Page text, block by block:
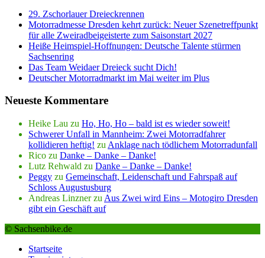
29. Zschorlauer Dreieckrennen
Motorradmesse Dresden kehrt zurück: Neuer Szenetreffpunkt
für alle Zweiradbeigeisterte zum Saisonstart 2027
Heiße Heimspiel-Hoffnungen: Deutsche Talente stürmen
Sachsenring
Das Team Weidaer Dreieck sucht Dich!
Deutscher Motorradmarkt im Mai weiter im Plus
Neueste Kommentare
Heike Lau zu Ho, Ho, Ho – bald ist es wieder soweit!
Schwerer Unfall in Mannheim: Zwei Motorradfahrer
kollidieren heftig! zu Anklage nach tödlichem Motorradunfall
Rico zu Danke – Danke – Danke!
Lutz Rehwald zu Danke – Danke – Danke!
Peggy zu Gemeinschaft, Leidenschaft und Fahrspaß auf
Schloss Augustusburg
Andreas Linznerzu Aus Zwei wird Eins – Motogiro Dresden
gibt ein Geschäft auf
© Sachsenbike.de
Startseite